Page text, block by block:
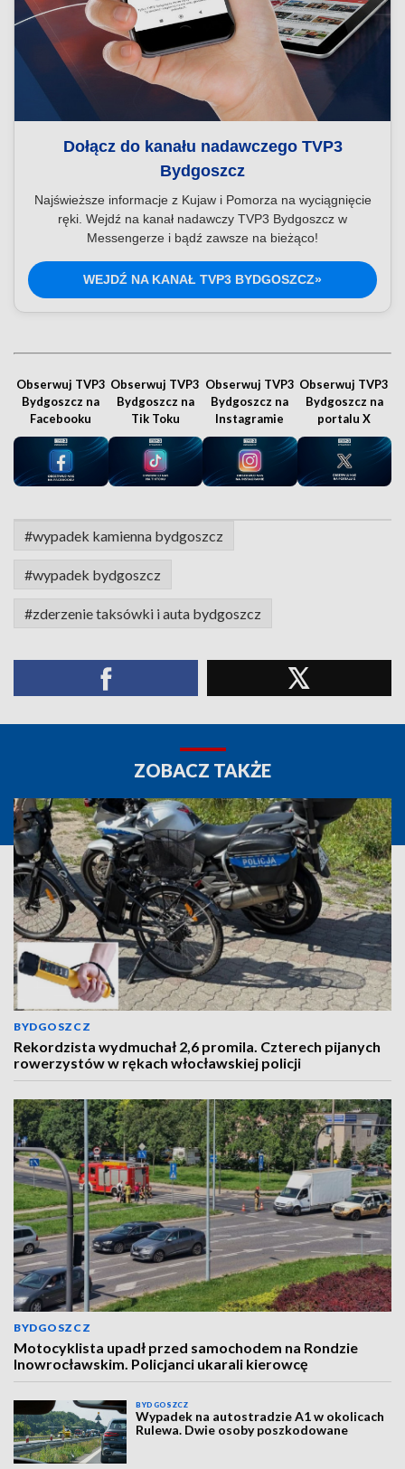
Dołącz do kanału nadawczego TVP3
Bydgoszcz
Najświeższe informacje z Kujaw i Pomorza na wyciągnięcie
ręki. Wejdź na kanał nadawczy TVP3 Bydgoszcz w
Messengerze i bądź zawsze na bieżąco!
WEJDŹ NA KANAŁ TVP3 BYDGOSZCZ»
Obserwuj TVP3
Bydgoszcz na
Facebooku
Obserwuj TVP3
Bydgoszcz na
Tik Toku
Obserwuj TVP3
Bydgoszcz na
Instagramie
Obserwuj TVP3
Bydgoszcz na
portalu X
#wypadek kamienna bydgoszcz
#wypadek bydgoszcz
#zderzenie taksówki i auta bydgoszcz
ZOBACZ TAKŻE
BYDGOSZCZ
Rekordzista wydmuchał 2,6 promila. Czterech pijanych
rowerzystów w rękach włocławskiej policji
BYDGOSZCZ
Motocyklista upadł przed samochodem na Rondzie
Inowrocławskim. Policjanci ukarali kierowcę
BYDGOSZCZ
Wypadek na autostradzie A1 w okolicach
Rulewa. Dwie osoby poszkodowane